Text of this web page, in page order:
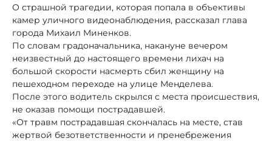
О страшной трагедии, которая попала в объективы
камер уличного видеонаблюдения, рассказал глава
города Михаил Миненков.
По словам градоначальника, накануне вечером
неизвестный до настоящего времени лихач на
большой скорости насмерть сбил женщину на
пешеходном переходе на улице Менделева.
После этого водитель скрылся с места происшествия,
не оказав помощи пострадавшей.
«От травм пострадавшая скончалась на месте, став
жертвой безответственности и пренебрежения